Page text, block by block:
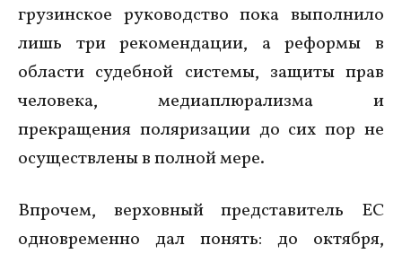
грузинское руководство пока выполнило
лишь три рекомендации, а реформы в
области судебной системы, защиты прав
человека, медиаплюрализма и
прекращения поляризации до сих пор не
осуществлены в полной мере.
Впрочем, верховный представитель ЕС
одновременно дал понять: до октября,